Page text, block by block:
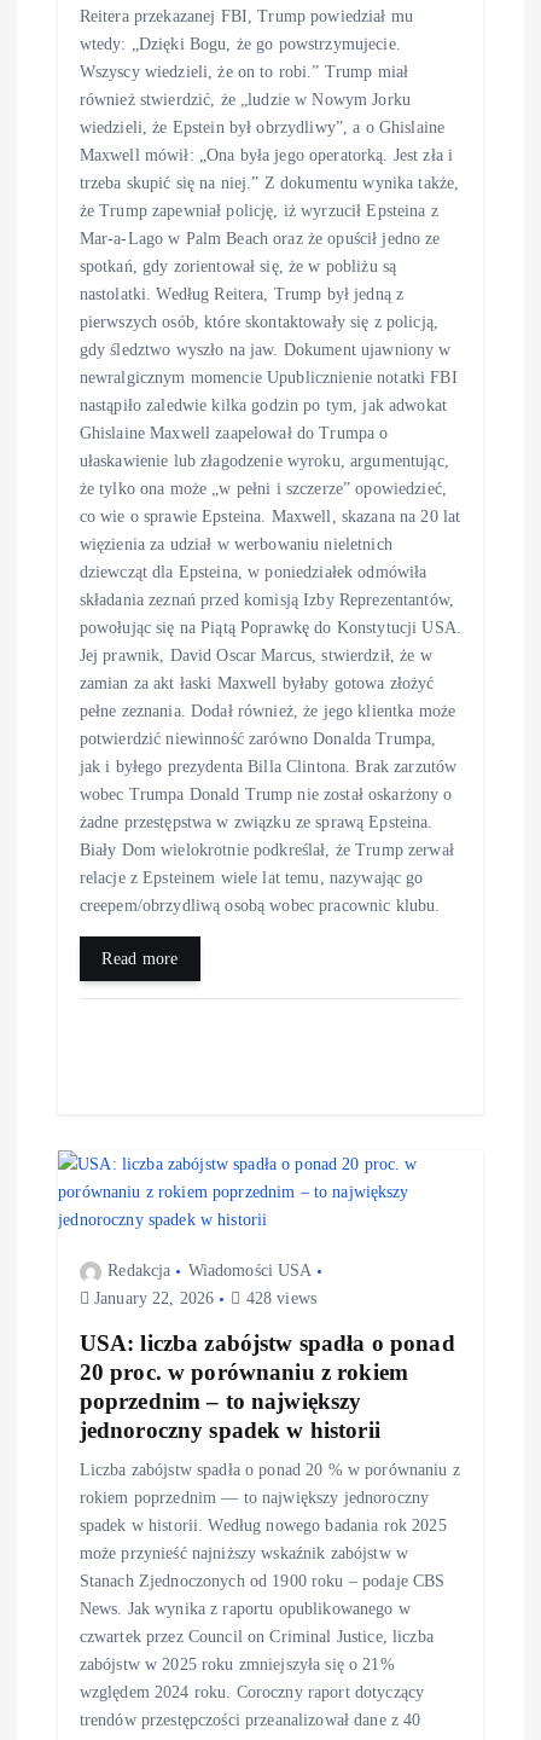
Reitera przekazanej FBI, Trump powiedział mu
wtedy: „Dzięki Bogu, że go powstrzymujecie.
Wszyscy wiedzieli, że on to robi.” Trump miał
również stwierdzić, że „ludzie w Nowym Jorku
wiedzieli, że Epstein był obrzydliwy”, a o Ghislaine
Maxwell mówił: „Ona była jego operatorką. Jest zła i
trzeba skupić się na niej.” Z dokumentu wynika także,
że Trump zapewniał policję, iż wyrzucił Epsteina z
Mar-a-Lago w Palm Beach oraz że opuścił jedno ze
spotkań, gdy zorientował się, że w pobliżu są
nastolatki. Według Reitera, Trump był jedną z
pierwszych osób, które skontaktowały się z policją,
gdy śledztwo wyszło na jaw. Dokument ujawniony w
newralgicznym momencie Upublicznienie notatki FBI
nastąpiło zaledwie kilka godzin po tym, jak adwokat
Ghislaine Maxwell zaapelował do Trumpa o
ułaskawienie lub złagodzenie wyroku, argumentując,
że tylko ona może „w pełni i szczerze” opowiedzieć,
co wie o sprawie Epsteina. Maxwell, skazana na 20 lat
więzienia za udział w werbowaniu nieletnich
dziewcząt dla Epsteina, w poniedziałek odmówiła
składania zeznań przed komisją Izby Reprezentantów,
powołując się na Piątą Poprawkę do Konstytucji USA.
Jej prawnik, David Oscar Marcus, stwierdził, że w
zamian za akt łaski Maxwell byłaby gotowa złożyć
pełne zeznania. Dodał również, że jego klientka może
potwierdzić niewinność zarówno Donalda Trumpa,
jak i byłego prezydenta Billa Clintona. Brak zarzutów
wobec Trumpa Donald Trump nie został oskarżony o
żadne przestępstwa w związku ze sprawą Epsteina.
Biały Dom wielokrotnie podkreślał, że Trump zerwał
relacje z Epsteinem wiele lat temu, nazywając go
creepem/obrzydliwą osobą wobec pracownic klubu.
Read more
Redakcja
Wiadomości USA
January 22, 2026
428 views
USA: liczba zabójstw spadła o ponad
20 proc. w porównaniu z rokiem
poprzednim – to największy
jednoroczny spadek w historii
Liczba zabójstw spadła o ponad 20 % w porównaniu z
rokiem poprzednim — to największy jednoroczny
spadek w historii. Według nowego badania rok 2025
może przynieść najniższy wskaźnik zabójstw w
Stanach Zjednoczonych od 1900 roku – podaje CBS
News. Jak wynika z raportu opublikowanego w
czwartek przez Council on Criminal Justice, liczba
zabójstw w 2025 roku zmniejszyła się o 21%
względem 2024 roku. Coroczny raport dotyczący
trendów przestępczości przeanalizował dane z 40